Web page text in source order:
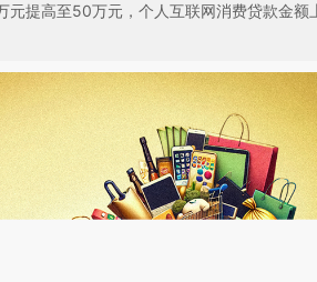
提高至50万元，个人互联网消费贷款金额